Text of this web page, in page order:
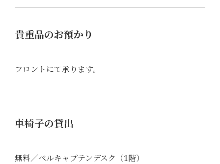
貴重品のお預かり
フロントにて承ります。
車椅子の貸出
無料／ベルキャプテンデスク（1階）